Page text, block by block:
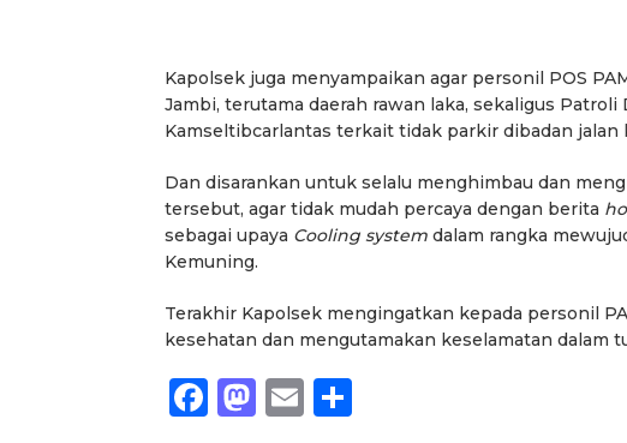
Kapolsek juga menyampaikan agar personil POS
Jambi, terutama daerah rawan laka, sekaligus
Kamseltibcarlantas terkait tidak parkir dibadan jalan
Dan disarankan untuk selalu menghimbau dan
tersebut, agar tidak mudah percaya dengan berita
sebagai upaya Cooling system dalam rangka
Kemuning.
Terakhir Kapolsek mengingatkan kepada personil
kesehatan dan mengutamakan keselamatan dalam
Facebook
Mastodon
Email